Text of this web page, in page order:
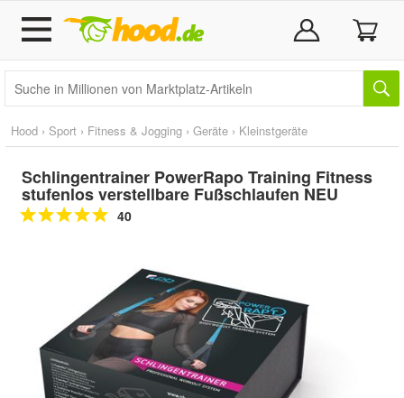
Hood › Sport › Fitness & Jogging › Geräte › Kleinstgeräte
Schlingentrainer PowerRapo Training Fitness
stufenlos verstellbare Fußschlaufen NEU
40